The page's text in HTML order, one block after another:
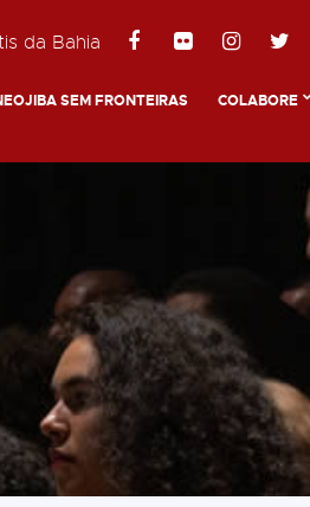
da Bahia
SEM FRONTEIRAS COLABORE